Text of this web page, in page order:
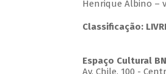
Henrique Albino –
Classificação:
Espaço Cultural
Av, Chile, 100 -